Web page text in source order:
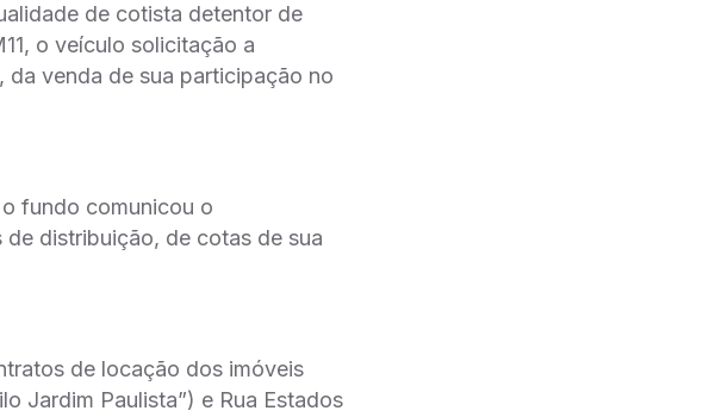
de cotista detentor de
o veículo solicitação a
da venda de sua participação no
fundo comunicou o
distribuição, de cotas de sua
de locação dos imóveis
Jardim Paulista”) e Rua Estados